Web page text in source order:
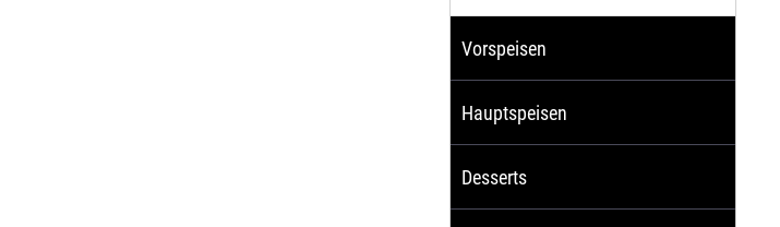
Vorspeisen
Hauptspeisen
Desserts